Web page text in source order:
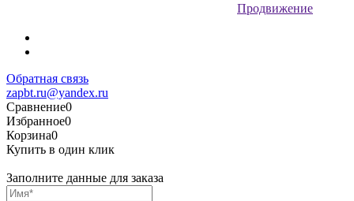
Продвижение
Обратная связь
zapbt.ru@yandex.ru
Сравнение0
Избранное0
Корзина0
Купить в один клик
Заполните данные для заказа